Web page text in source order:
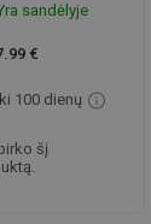
sandėlyje
€
100 dienų
šį